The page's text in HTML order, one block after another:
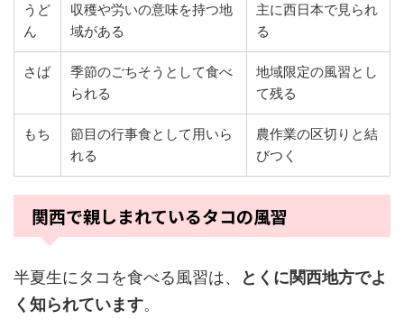
うど
ん
収穫や労いの意味を持つ地
域がある
主に西日本で見られ
る
さば
季節のごちそうとして食べ
られる
地域限定の風習とし
て残る
もち
節目の行事食として用いら
れる
農作業の区切りと結
びつく
関西で親しまれているタコの風習
半夏生にタコを食べる風習は、
とくに関西地方でよ
く知られています。